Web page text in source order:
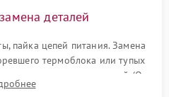
деталей
пайка цепей питания. Замена
термоблока или тупых
силиконовых уплотнителей (O-
для надежного устранения